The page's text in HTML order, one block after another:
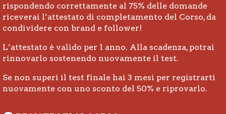
rispondendo correttamente al 75% delle domande
riceverai l’attestato di completamento del Corso, da
condividere con brand e follower!
L’attestato è valido per 1 anno. Alla scadenza, potrai
rinnovarlo sostenendo nuovamente il test.
Se non superi il test finale hai 3 mesi per registrarti
nuovamente con uno sconto del 50% e riprovarlo.